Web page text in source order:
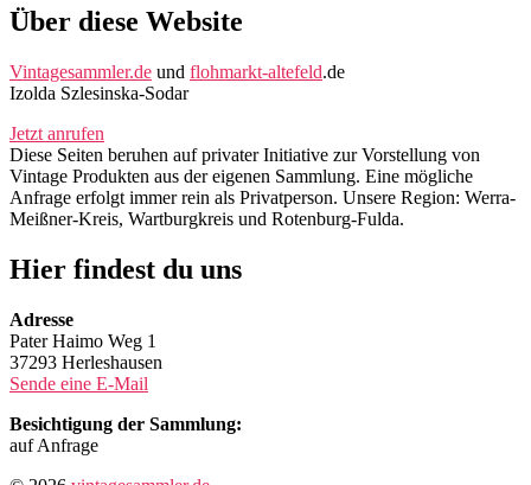
Über diese Website
Vintagesammler.de und flohmarkt-altefeld.de
Izolda Szlesinska-Sodar
Jetzt anrufen
Diese Seiten beruhen auf privater Initiative zur Vorstellung von
Vintage Produkten aus der eigenen Sammlung. Eine mögliche
Anfrage erfolgt immer rein als Privatperson. Unsere Region: Werra-
Meißner-Kreis, Wartburgkreis und Rotenburg-Fulda.
Hier findest du uns
Adresse
Pater Haimo Weg 1
37293 Herleshausen
Sende eine E-Mail
Besichtigung der Sammlung:
auf Anfrage